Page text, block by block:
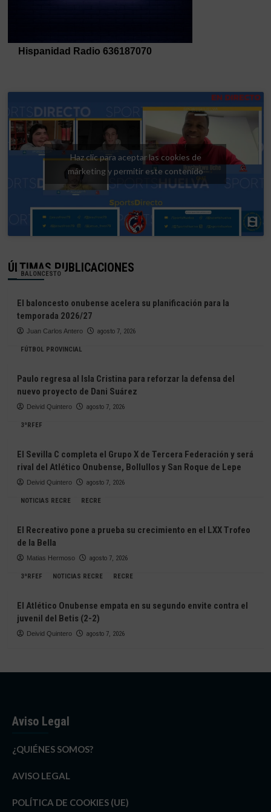
Haz clic para aceptar las cookies de
márketing y permitir este contenido
ÚLTIMAS PUBLICACIONES
BALONCESTO
El baloncesto onubense acelera su planificación para la
temporada 2026/27
Juan Carlos Antero agosto 7, 2026
FÚTBOL PROVINCIAL
Paulo regresa al Isla Cristina para reforzar la defensa del
nuevo proyecto de Dani Suárez
Deivid Quintero agosto 7, 2026
3ªRFEF
El Sevilla C completa el Grupo X de Tercera Federación y será
rival del Atlético Onubense, Bollullos y San Roque de Lepe
Deivid Quintero agosto 7, 2026
NOTICIAS RECRE RECRE
El Recreativo pone a prueba su crecimiento en el LXX Trofeo
de la Bella
Matias Hermoso agosto 7, 2026
3ªRFEF NOTICIAS RECRE RECRE
El Atlético Onubense empata en su segundo envite contra el
juvenil del Betis (2-2)
Deivid Quintero agosto 7, 2026
Aviso Legal
¿QUIÉNES SOMOS?
AVISO LEGAL
POLÍTICA DE COOKIES (UE)